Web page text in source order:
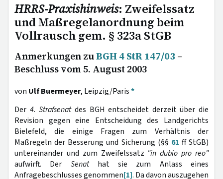
HRRS-Praxishinweis: Zweifelssatz
und Maßregelanordnung beim
Vollrausch gem. § 323a StGB
Anmerkungen zuBGH 4 StR 147/03 –
Beschluss vom 5. August 2003
von Ulf Buermeyer, Leipzig/Paris*
Der 4. Strafsenatdes BGH entscheidet derzeit über die
Revision gegen eine Entscheidung des Landgerichts
Bielefeld, die einige Fragen zum Verhältnis der
Maßregeln der Besserung und Sicherung (§§ 61 ff StGB)
untereinander und zum Zweifelssatz "in dubio pro reo"
aufwirft. Der Senathat sie zum Anlass eines
Anfragebeschlusses genommen[1]. Da davon auszugehen